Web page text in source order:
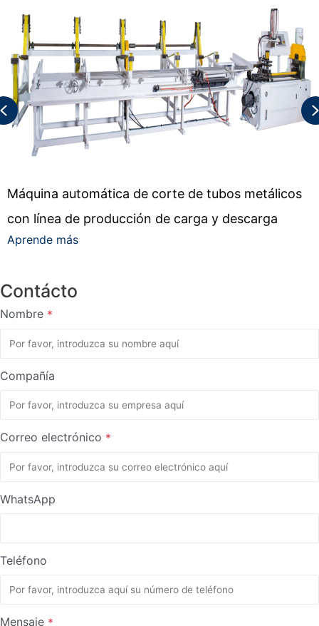
Máquina automática de corte de tubos metálicos
con línea de producción de carga y descarga
Aprende más
Previous
Contácto
Nombre *
Compañía
Correo electrónico *
WhatsApp
Teléfono
Mensaje *